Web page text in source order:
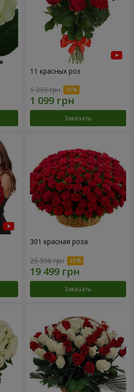
11 красных роз
1 293 грн
Заказать
301 красная роза
29 998 грн
Заказать